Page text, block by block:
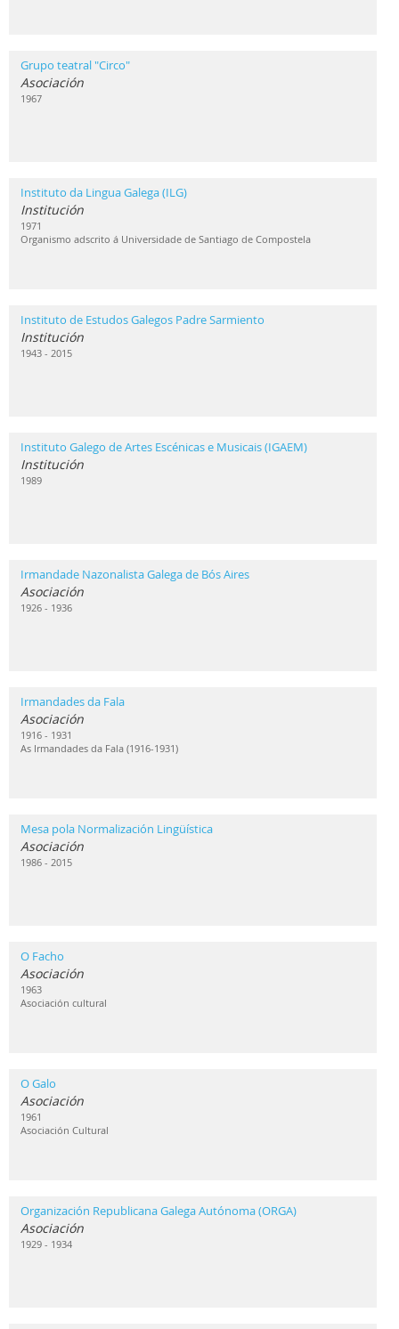
Grupo teatral "Circo"
Asociación
1967
Instituto da Lingua Galega (ILG)
Institución
1971
Organismo adscrito á Universidade de Santiago de Compostela
Instituto de Estudos Galegos Padre Sarmiento
Institución
1943 - 2015
Instituto Galego de Artes Escénicas e Musicais (IGAEM)
Institución
1989
Irmandade Nazonalista Galega de Bós Aires
Asociación
1926 - 1936
Irmandades da Fala
Asociación
1916 - 1931
As Irmandades da Fala (1916-1931)
Mesa pola Normalización Lingüística
Asociación
1986 - 2015
O Facho
Asociación
1963
Asociación cultural
O Galo
Asociación
1961
Asociación Cultural
Organización Republicana Galega Autónoma (ORGA)
Asociación
1929 - 1934